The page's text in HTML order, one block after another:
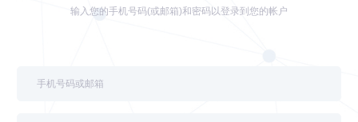
输入您的手机号码(或邮箱)和密码以登录到您的帐户